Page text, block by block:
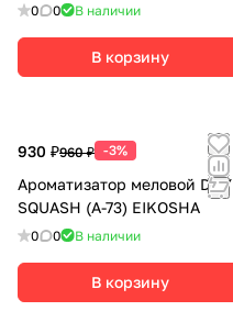
0 0 В наличии
В корзину
930 ₽960 ₽ -3%
Ароматизатор меловой DRY
SQUASH (А-73) EIKOSHA
0 0 В наличии
В корзину